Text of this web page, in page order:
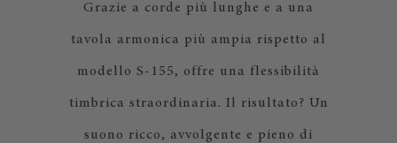
Grazie a corde più lunghe e a una
tavola armonica più ampia rispetto al
modello S-155, offre una flessibilità
timbrica straordinaria. Il risultato? Un
suono ricco, avvolgente e pieno di